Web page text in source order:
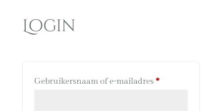
Login
Gebruikersnaam of e-mailadres *Vereist